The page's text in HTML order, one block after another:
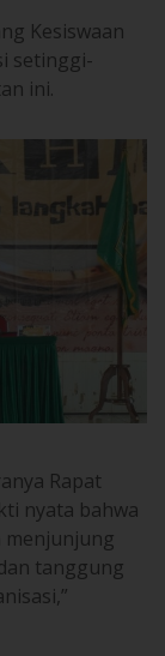
Kesiswaan
setinggi-
ini.
Rapat
nyata bahwa
menjunjung
tanggung